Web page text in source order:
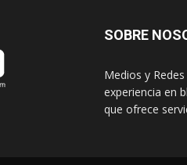
SOBRE
Medios y
experiencia en
que ofrece